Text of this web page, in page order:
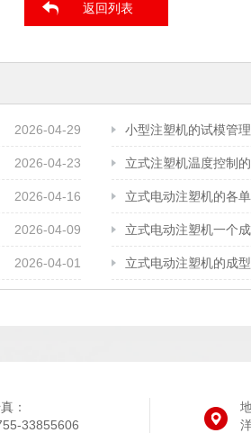
返回列表
2026-04-29 小型注塑机的试模管理
2026-04-23 立式注塑机温度控制
2026-04-16 立式电动注塑机的各
2026-04-09 立式电动注塑机一个
2026-04-01 立式电动注塑机的成
：
33855606